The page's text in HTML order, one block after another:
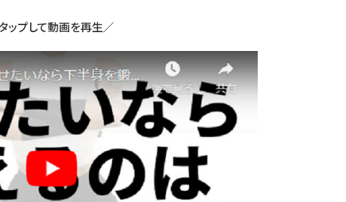
ップして動画を再生／